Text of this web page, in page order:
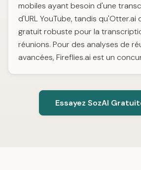
mobiles ayant besoin d'une
d'URL YouTube, tandis qu'Otter.ai
gratuit robuste pour la
réunions. Pour des analyses de
avancées, Fireflies.ai est un
Essayez SozAI